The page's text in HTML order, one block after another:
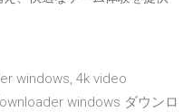
windows, 4k video
windows ダウンロ